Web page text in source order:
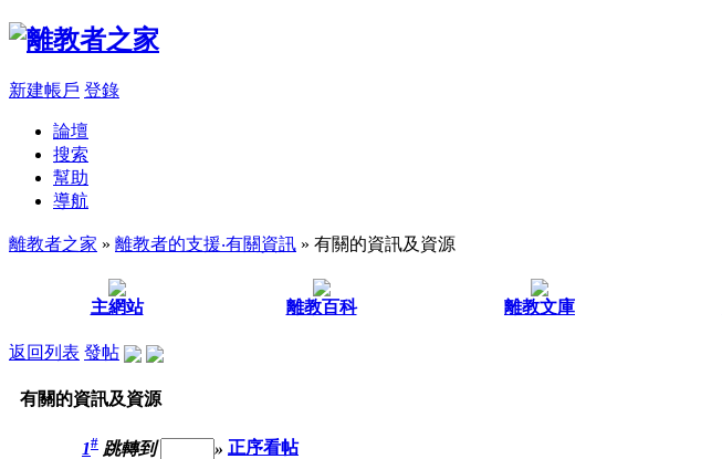
新建帳戶 登錄
論壇
搜索
幫助
導航
離教者之家 » 離教者的支援‧有關資訊 » 有關的資訊及資源
主網站 離教百科 離教文庫
返回列表 發帖
有關的資訊及資源
1# 跳轉到 » 正序看帖